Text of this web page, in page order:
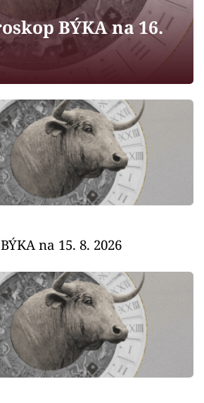
Karlovy Vary
BÝKA na 16.
na 15. 8. 2026